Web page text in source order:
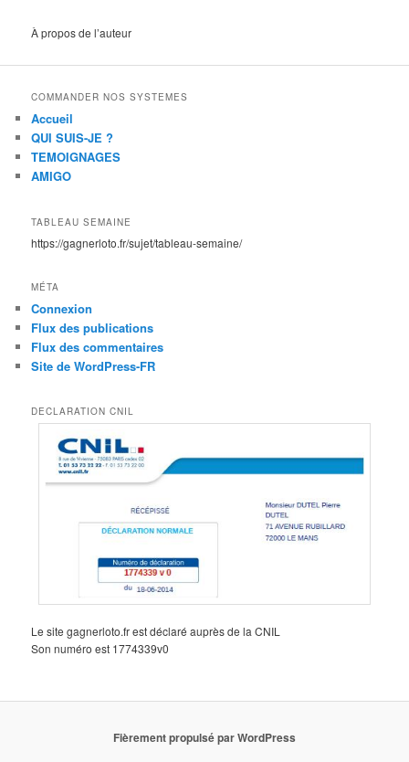
À propos de l’auteur
COMMANDER NOS SYSTEMES
Accueil
QUI SUIS-JE ?
TEMOIGNAGES
AMIGO
TABLEAU SEMAINE
https://gagnerloto.fr/sujet/tableau-semaine/
MÉTA
Connexion
Flux des publications
Flux des commentaires
Site de WordPress-FR
DECLARATION CNIL
Le site gagnerloto.fr est déclaré auprès de la CNIL
Son numéro est 1774339v0
Fièrement propulsé par WordPress